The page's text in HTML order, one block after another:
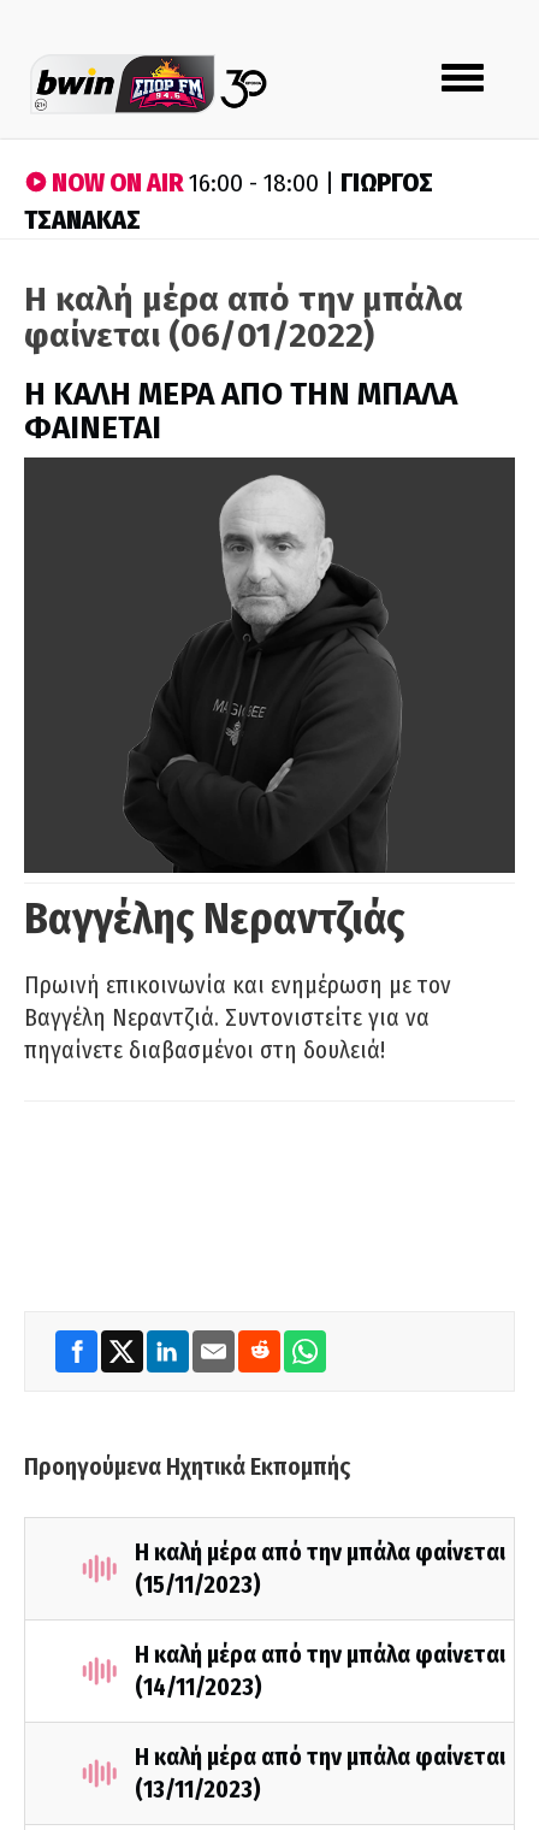
Toggle
navigation
NOW ON AIR16:00 - 18:00 | ΓΙΩΡΓΟΣ
ΤΣΑΝΑΚΑΣ
Η καλή μέρα από την μπάλα
φαίνεται (06/01/2022)
H ΚΑΛΗ ΜΕΡΑ ΑΠΟ ΤΗΝ ΜΠΑΛΑ
ΦΑΙΝΕΤΑΙ
Βαγγέλης Νεραντζιάς
Πρωινή επικοινωνία και ενημέρωση με τον
Βαγγέλη Νεραντζιά. Συντονιστείτε για να
πηγαίνετε διαβασμένοι στη δουλειά!
Προηγούμενα Ηχητικά Εκπομπής
Η καλή μέρα από την μπάλα φαίνεται
(15/11/2023)
Η καλή μέρα από την μπάλα φαίνεται
(14/11/2023)
Η καλή μέρα από την μπάλα φαίνεται
(13/11/2023)